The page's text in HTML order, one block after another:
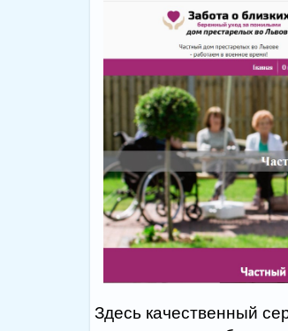
Здесь качественный